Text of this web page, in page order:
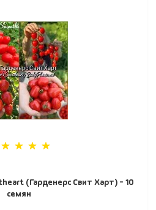
(Гарденерс Свит Харт) - 10
семян